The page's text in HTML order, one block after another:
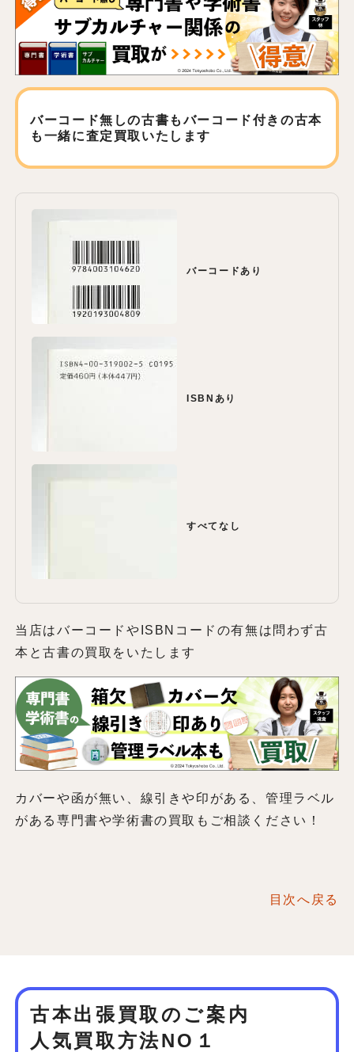
バーコード無しの古書もバーコード付きの古本
も 一緒に査定買取いたします
バーコードあり
ISBNあり
すべてなし
当店はバーコードやISBNコードの有無は問わず古
本と古書の買取をいたします
カバーや函が無い、線引きや印がある、管理ラベル
がある専門書や学術書の買取もご相談ください！
目次へ戻る
古本出張買取のご案内
人気買取方法NO１